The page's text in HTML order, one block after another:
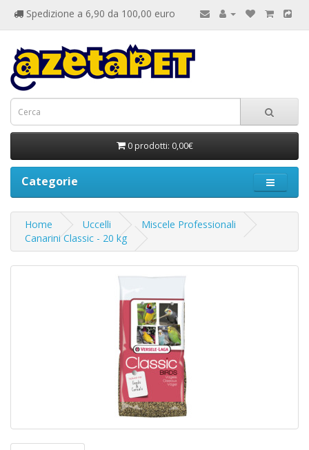
Spedizione a 6,90 da 100,00 euro
0 prodotti: 0,00€
Categorie
Home Uccelli
Miscele Professionali
Canarini Classic - 20 kg